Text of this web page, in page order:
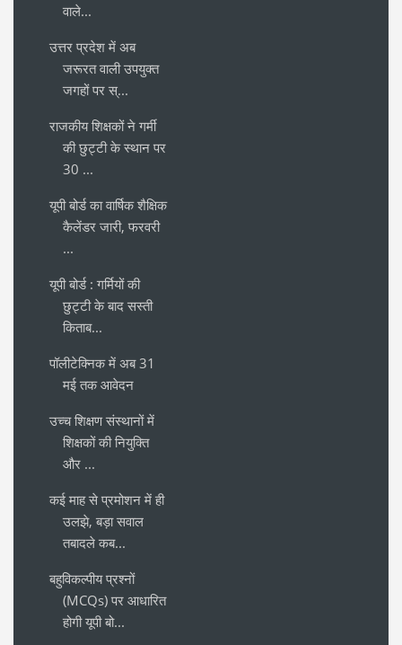
वाले...
उत्तर प्रदेश में अब
जरूरत वाली उपयुक्त
जगहों पर स्...
राजकीय शिक्षकों ने गर्मी
की छुट्टी के स्थान पर
30 ...
यूपी बोर्ड का वार्षिक शैक्षिक
कैलेंडर जारी, फरवरी
...
यूपी बोर्ड : गर्मियों की
छुट्टी के बाद सस्ती
किताब...
पॉलीटेक्निक में अब 31
मई तक आवेदन
उच्च शिक्षण संस्थानों में
शिक्षकों की नियुक्ति
और ...
कई माह से प्रमोशन में ही
उलझे, बड़ा सवाल
तबादले कब...
बहुविकल्पीय प्रश्नों
(MCQs) पर आधारित
होगी यूपी बो...